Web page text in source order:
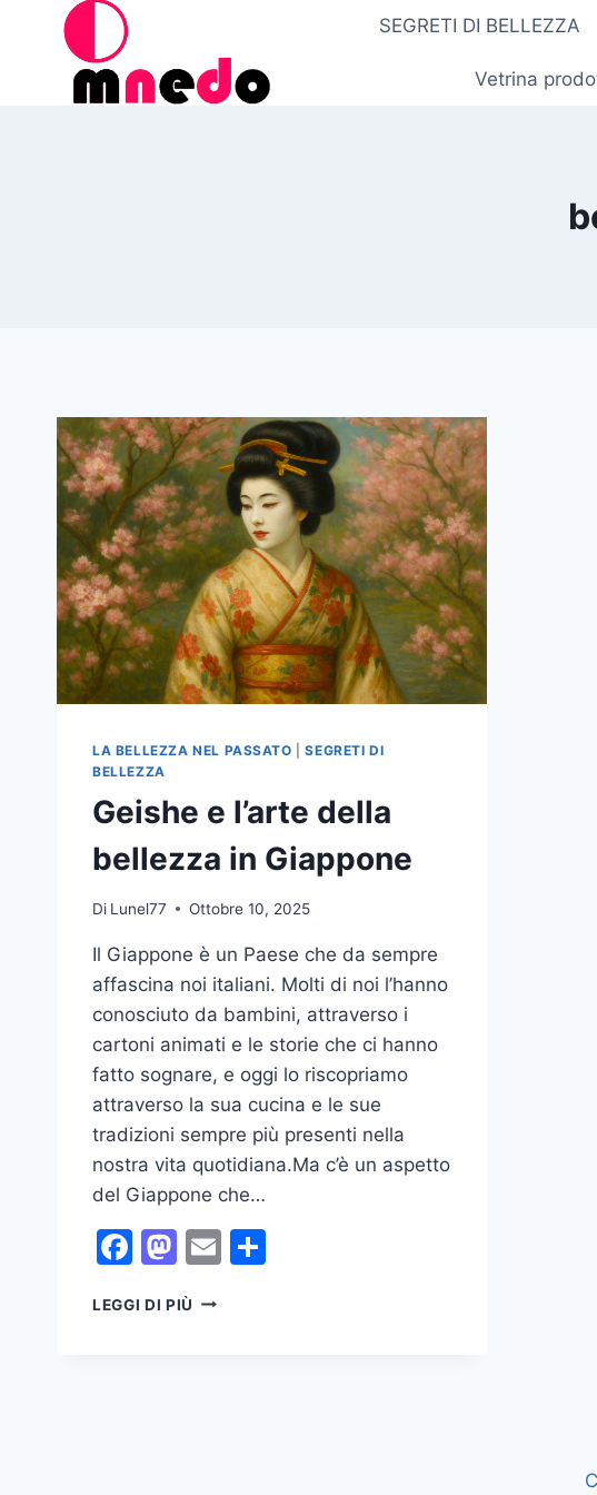
contenuto
SEGRETI DI BELLEZZA
Vetrina
LA BELLEZZA NEL PASSATO |SEGRETI DI
BELLEZZA
Geishe e l’arte della
bellezza in Giappone
Di Lunel77 Ottobre 10, 2025
Il Giappone è un Paese che da sempre
affascina noi italiani. Molti di noi l’hanno
conosciuto da bambini, attraverso i
cartoni animati e le storie che ci hanno
fatto sognare, e oggi lo riscopriamo
attraverso la sua cucina e le sue
tradizioni sempre più presenti nella
nostra vita quotidiana.Ma c’è un aspetto
del Giappone che…
Facebook
Mastodon
Email
LEGGI DI PIÙ GEISHE